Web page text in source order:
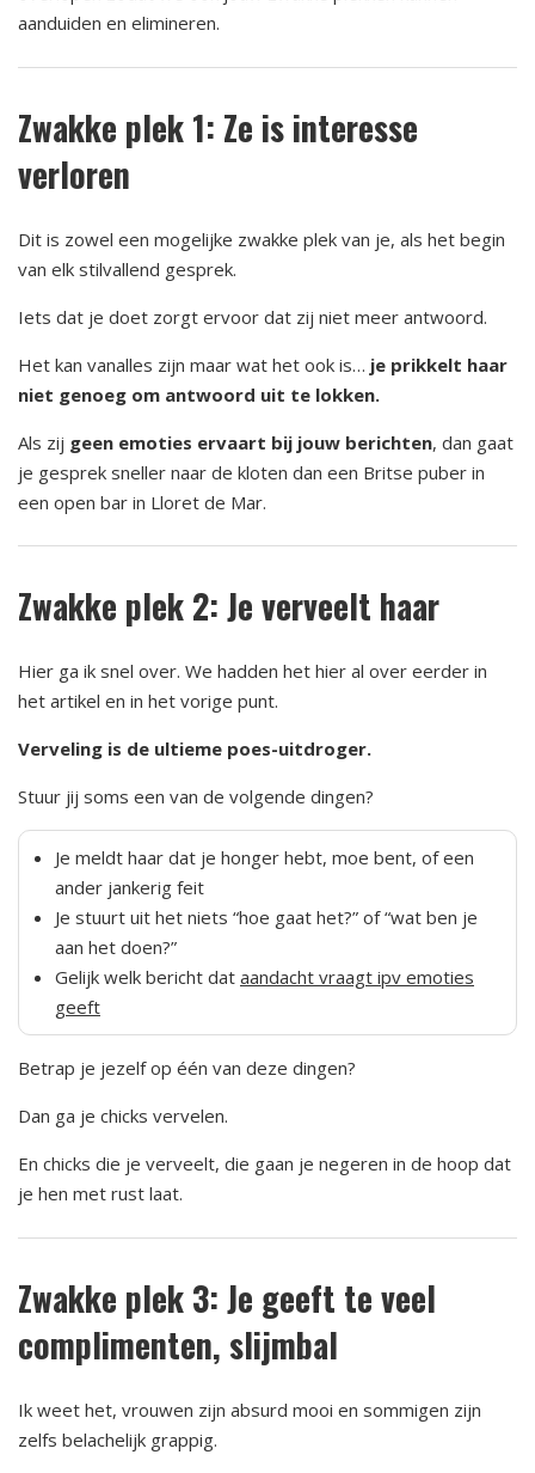
aanduiden en elimineren.
Zwakke plek 1: Ze is interesse
verloren
Dit is zowel een mogelijke zwakke plek van je, als het begin
van elk stilvallend gesprek.
Iets dat je doet zorgt ervoor dat zij niet meer antwoord.
Het kan vanalles zijn maar wat het ook is… je prikkelt haar
niet genoeg om antwoord uit te lokken.
Als zij geen emoties ervaart bij jouw berichten, dan gaat
je gesprek sneller naar de kloten dan een Britse puber in
een open bar in Lloret de Mar.
Zwakke plek 2: Je verveelt haar
Hier ga ik snel over. We hadden het hier al over eerder in
het artikel en in het vorige punt.
Verveling is de ultieme poes-uitdroger.
Stuur jij soms een van de volgende dingen?
Je meldt haar dat je honger hebt, moe bent, of een
ander jankerig feit
Je stuurt uit het niets “hoe gaat het?” of “wat ben je
aan het doen?”
Gelijk welk bericht dat aandacht vraagt ipv emoties
geeft
Betrap je jezelf op één van deze dingen?
Dan ga je chicks vervelen.
En chicks die je verveelt, die gaan je negeren in de hoop dat
je hen met rust laat.
Zwakke plek 3: Je geeft te veel
complimenten, slijmbal
Ik weet het, vrouwen zijn absurd mooi en sommigen zijn
zelfs belachelijk grappig.